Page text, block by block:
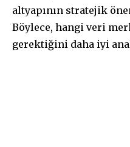
altyapının stratejik
Böylece, hangi veri
gerektiğini daha iyi